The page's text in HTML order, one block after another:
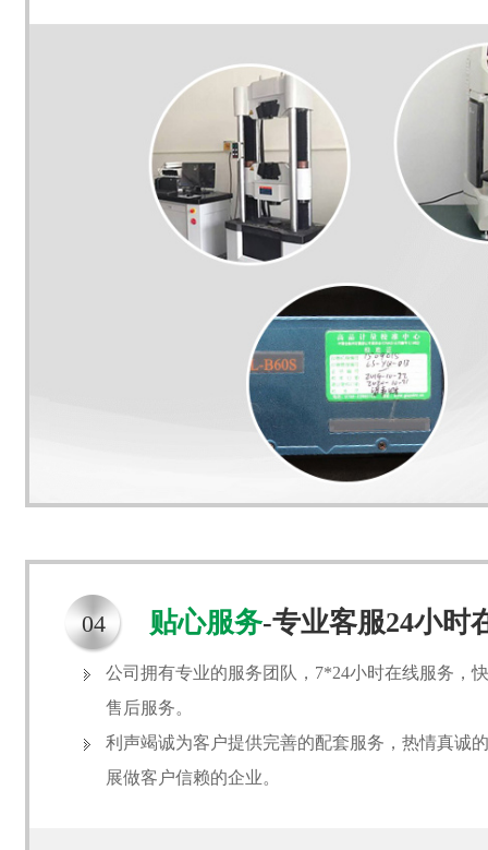
04 贴心服务-专业客服24小时
公司拥有专业的服务团队，7*24小时在线服务，
售后服务。
利声竭诚为客户提供完善的配套服务，热情真诚
展做客户信赖的企业。